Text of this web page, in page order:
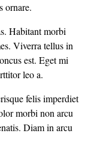
ornare.
Habitant morbi
Viverra tellus in
est. Eget mi
leo a.
felis imperdiet
morbi non arcu
Diam in arcu